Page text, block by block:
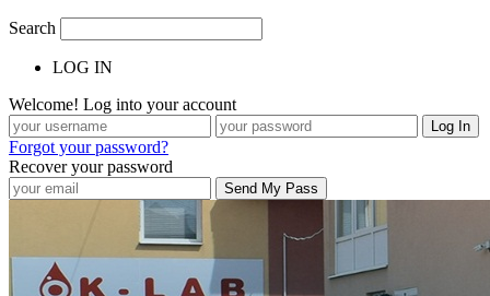
Search
LOG IN
Welcome! Log into your account
Forgot your password?
Recover your password